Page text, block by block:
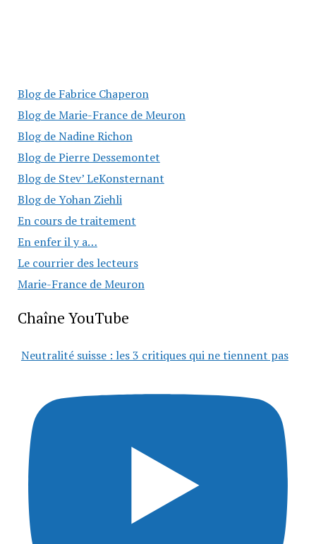
Blog de Fabrice Chaperon
Blog de Marie-France de Meuron
Blog de Nadine Richon
Blog de Pierre Dessemontet
Blog de Stev’ LeKonsternant
Blog de Yohan Ziehli
En cours de traitement
En enfer il y a…
Le courrier des lecteurs
Marie-France de Meuron
Chaîne YouTube
Neutralité suisse : les 3 critiques qui ne tiennent pas